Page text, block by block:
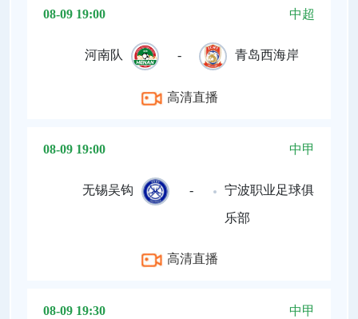
08-09 19:00 中超
河南队 - 青岛西海岸
高清直播
08-09 19:00 中甲
无锡吴钩 - 宁波职业足球俱
乐部
高清直播
08-09 19:30 中甲